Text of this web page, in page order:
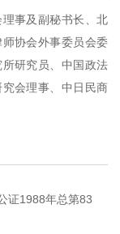
事及副秘书长、北
协会外事委员会委
研究员、中国政法
会理事、中日民商
证1988年总第83